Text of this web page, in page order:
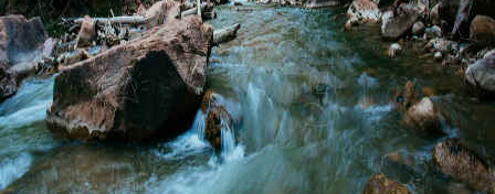
SYSTEMISCHE
WETMATIGHEDEN